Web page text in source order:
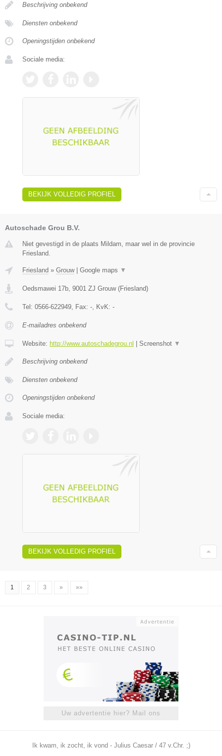
Beschrijving onbekend
Diensten onbekend
Openingstijden onbekend
Sociale media:
BEKIJK VOLLEDIG PROFIEL
Autoschade Grou B.V.
Niet gevestigd in de plaats Mildam, maar wel in de provincie
Friesland.
Friesland » Grouw| Google maps ▼
Oedsmawei 17b, 9001 ZJ Grouw(Friesland)
Tel: 0566-622949, Fax: -, KvK: -
E-mailadres onbekend
Website: http://www.autoschadegrou.nl Screenshot ▼
Beschrijving onbekend
Diensten onbekend
Openingstijden onbekend
Sociale media:
BEKIJK VOLLEDIG PROFIEL
1 2 3 » »»
Uw advertentie hier? Mail ons
Ik kwam, ik zocht, ik vond - Julius Caesar / 47 v.Chr. ;)